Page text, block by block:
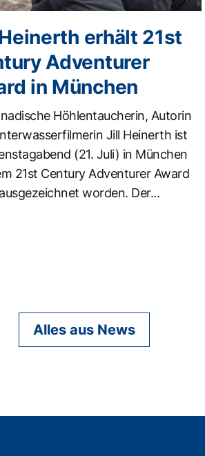
erhält 21st
Adventurer
in München
Höhlentaucherin, Autorin
Jill Heinerth ist
(21. Juli) in München
21st Century Adventurer Award
worden. Der...
Alles aus News